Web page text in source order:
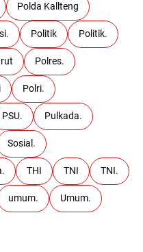
Polda Kallteng
Politik Politik.
Polres.
Polri.
PSU. Pulkada.
Sosial.
THI TNI TNI.
umum. Umum.